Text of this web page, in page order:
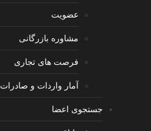
عضویت
مشاوره بازرگانی
فرصت های تجاری
آمار واردات و صادرات
جستجوی اعضا